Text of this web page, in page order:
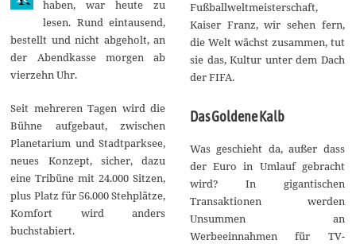
haben, war heute zu
lesen. Rund eintausend,
bestellt und nicht abgeholt, an
der Abendkasse morgen ab
vierzehn Uhr.
Seit mehreren Tagen wird die
Bühne aufgebaut, zwischen
Planetarium und Stadtparksee,
neues Konzept, sicher, dazu
eine Tribüne mit 24.000 Sitzen,
plus Platz für 56.000 Stehplätze,
Komfort wird anders
buchstabiert.
Fußballweltmeisterschaft,
Kaiser Franz, wir sehen fern,
die Welt wächst zusammen, tut
sie das, Kultur unter dem Dach
der FIFA.
Das Goldene Kalb
Was geschieht da, außer dass
der Euro in Umlauf gebracht
wird? In gigantischen
Transaktionen werden
Unsummen an
Werbeeinnahmen für TV-